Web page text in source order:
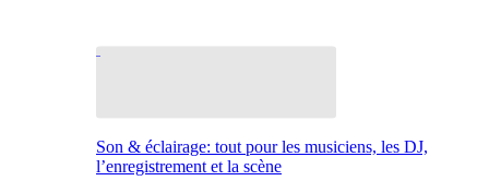
Son & éclairage: tout pour les musiciens, les DJ,
l’enregistrement et la scène